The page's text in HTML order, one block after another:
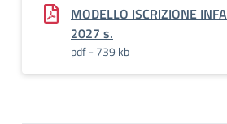
MODELLO ISCRIZIONE
2027 s.
pdf - 739 kb